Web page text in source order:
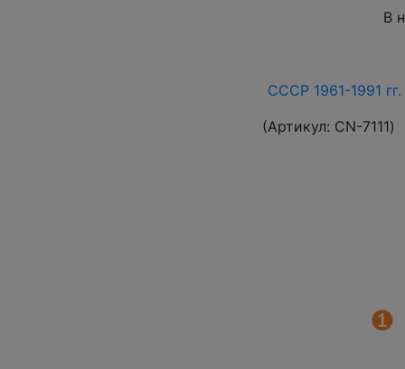
В
СССР 1961-1991
(Артикул: СN-7111)